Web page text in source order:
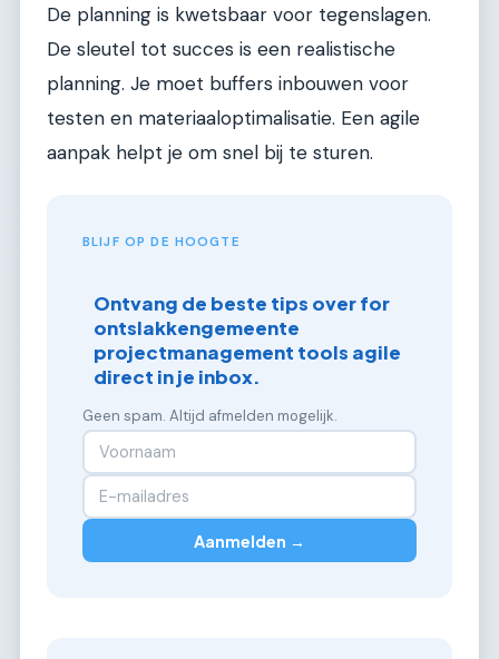
De planning is kwetsbaar voor tegenslagen.
De sleutel tot succes is een realistische
planning. Je moet buffers inbouwen voor
testen en materiaaloptimalisatie. Een agile
aanpak helpt je om snel bij te sturen.
BLIJF OP DE HOOGTE
Ontvang de beste tips over for
ontslakkengemeente
projectmanagement tools agile
direct in je inbox.
Geen spam. Altijd afmelden mogelijk.
Aanmelden →